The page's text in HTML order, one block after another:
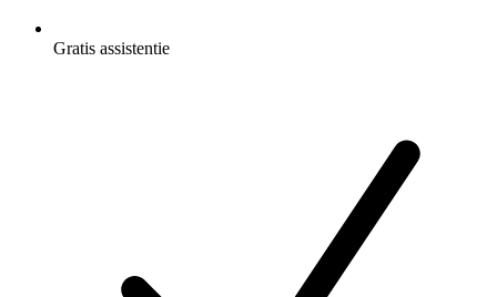
Gratis assistentie